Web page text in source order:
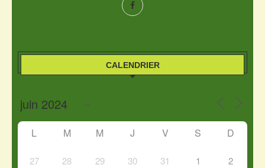
CALENDRIER
L M M J V S D
27 28 29 30 31 1 2